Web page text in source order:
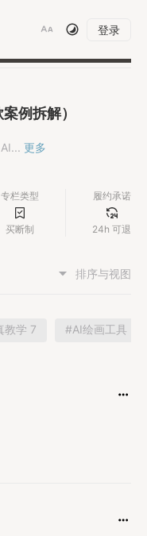
登录
例拆解）
更多
专栏类型
买断制
履约承诺
24h 可退
排序与视图
教学 7 #AI绘画工具 5